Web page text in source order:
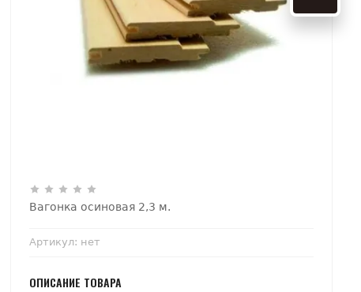
Вагонка осиновая 2,3 м.
Артикул: нет
ОПИСАНИЕ ТОВАРА